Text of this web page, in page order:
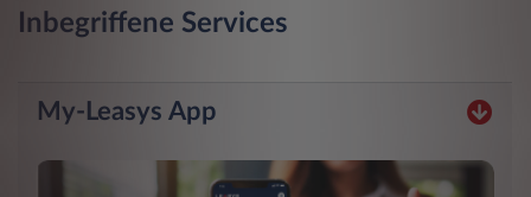
Inbegriffene Services
My-Leasys App